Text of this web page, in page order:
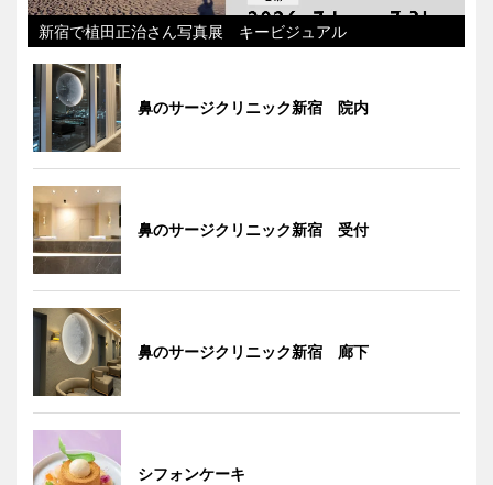
新宿で植田正治さん写真展 キービジュアル
鼻のサージクリニック新宿 院内
鼻のサージクリニック新宿 受付
鼻のサージクリニック新宿 廊下
シフォンケーキ